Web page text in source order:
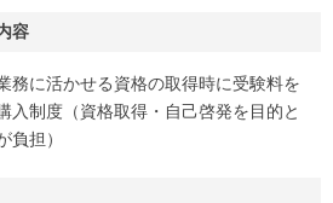
容
務に活かせる資格の取得時に受験料を
入制度（資格取得・自己啓発を目的と
負担）